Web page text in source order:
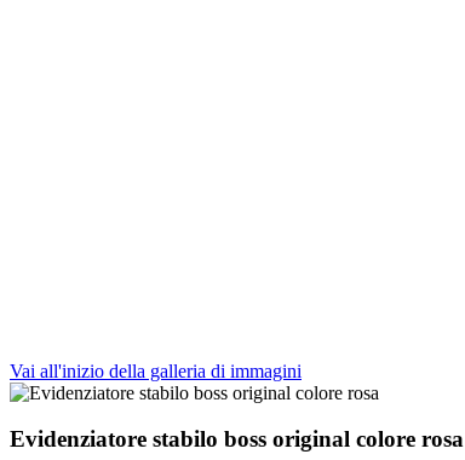
Vai all'inizio della galleria di immagini
Evidenziatore stabilo boss original colore rosa